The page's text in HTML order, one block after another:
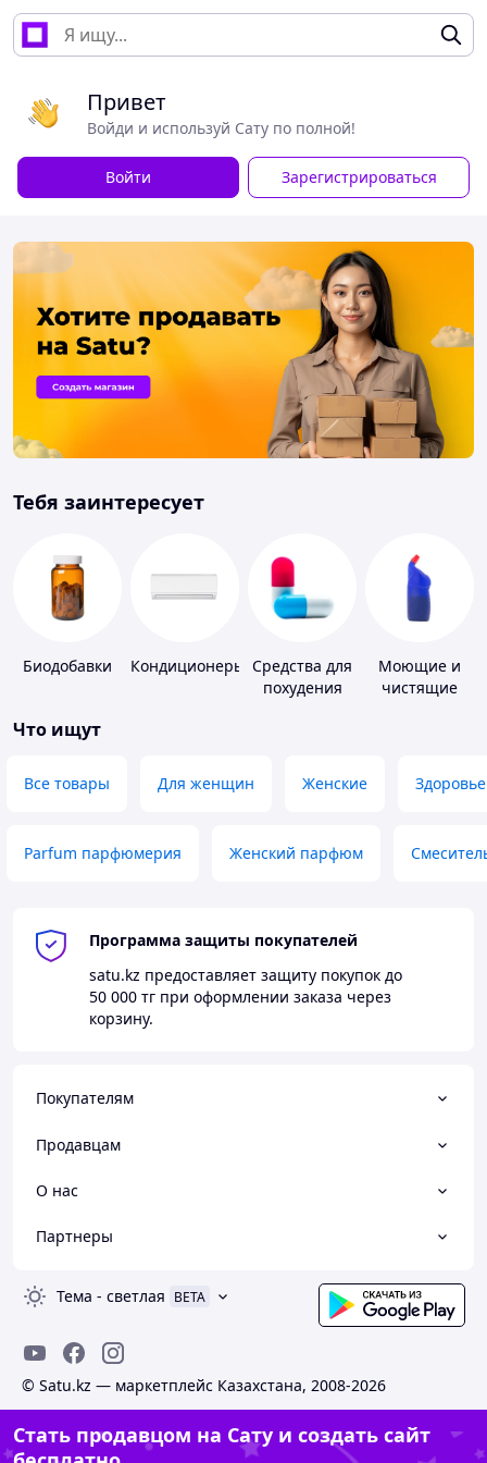
Привет
Войди и используй Сату по полной!
Войти Зарегистрироваться
Тебя заинтересует
Биодобавки Кондиционеры
Средства для
похудения
Моющие и
чистящие
Что ищут
Все товары Для женщин Женские Здоровье
Parfum парфюмерия Женский парфюм
Программа защиты покупателей
satu.kz предоставляет защиту покупок до
50 000 тг при оформлении заказа через
корзину.
Покупателям
Продавцам
О нас
Партнеры
Тема - светлая BETA
© Satu.kz — маркетплейс Казахстана, 2008-2026
Стать продавцом на Сату и создать сайт